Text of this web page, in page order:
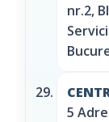
nr.2,
5